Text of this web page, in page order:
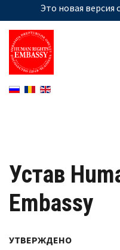
Это новая версия
Устав
Embassy
УТВЕРЖДЕНО